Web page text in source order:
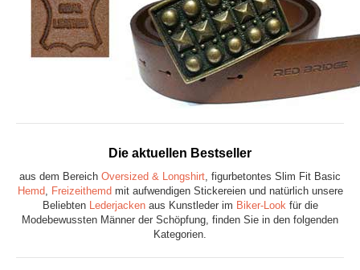
Die aktuellen Bestseller
aus dem Bereich Oversized & Longshirt, figurbetontes Slim Fit Basic
Hemd, Freizeithemd mit aufwendigen Stickereien und natürlich unsere
Beliebten Lederjackenaus Kunstleder im Biker-Lookfür die
Modebewussten Männer der Schöpfung, finden Sie in den folgenden
Kategorien.